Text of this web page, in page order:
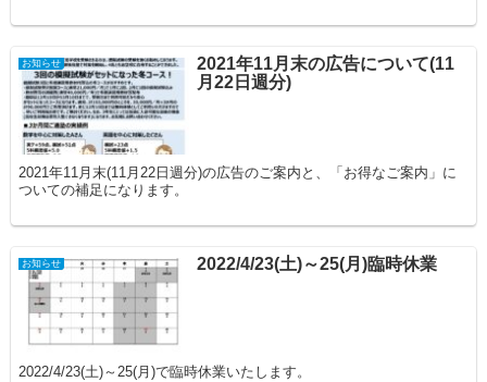
お知らせ
2021年11月末の広告について(11
月22日週分)
2021年11月末(11月22日週分)の広告のご案内と、「お得なご案内」に
ついての補足になります。
お知らせ 2022/4/23(土)～25(月)臨時休業
2022/4/23(土)～25(月)で臨時休業いたします。